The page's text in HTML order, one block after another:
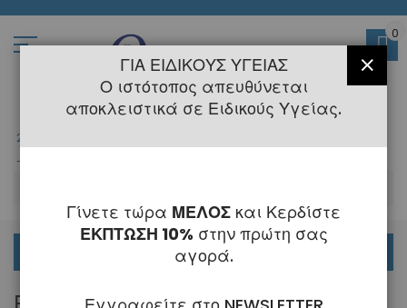
στο
2108145775
-
0
ΓΙΑ ΕΙΔΙΚΟΎΣ ΥΓΕΊΑΣ
Ο ιστότοπος απευθύνεται
αποκλειστικά σε Ειδικούς Υγείας.
Γίνετε τώρα ΜΕΛΟΣ και Κερδίστε
ΕΚΠΤΩΣΗ 10% στην πρώτη σας
αγορά.